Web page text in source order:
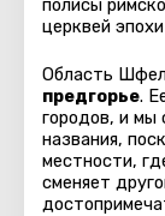
полисы
церквей
Область
предгорье.
городов, и мы
названия,
местности,
сменяет